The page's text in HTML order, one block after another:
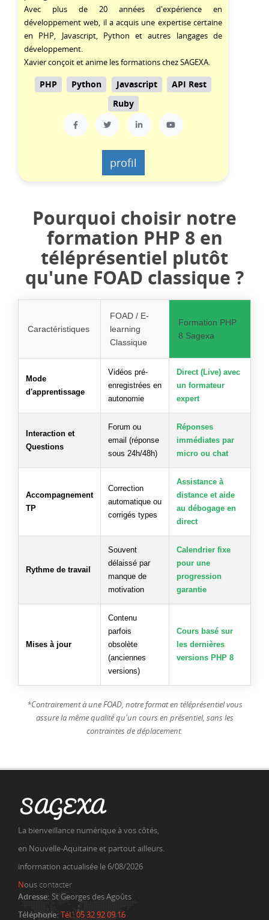
Avec plus de 20 années d'expérience en
développement web, il a acquis une expertise certaine
en PHP, Javascript, Python et autres langages de
développement.
Xavier conçoit et anime les formations chez SAGEXA.
PHP Python Javascript
API Rest
Ruby
profil
Pourquoi choisir notre
formation PHP 8 en
téléprésentiel plutôt
qu'une FOAD classique ?
Caractéristiques
FOAD / E-
learning
Classique
Formation PHP
8 Sagexa
Mode
d'apprentissage
Vidéos pré-
enregistrées en
autonomie
Direct (Live) avec
un formateur
expert
Interaction et
Questions
Forum ou
email (réponse
sous 24h/48h)
Réponses
immédiates par
micro ou chat
Accompagnement
TP
Correction
automatique ou
corrigés types
Assistance à
distance et aide
au débogage en
direct
Rythme de travail
Souvent
délaissé par
manque de
motivation
Calendrier fixe
pour une
progression
garantie
Mises à jour
Contenu
parfois
obsolète
(anciennes
versions)
Cours basé sur
les dernières
versions PHP 8
*Contrairement à une FOAD, notre format en téléprésentiel vous
assure la même qualité qu'un cours en présentiel, sans les
contraintes de déplacement.
SAGEXA
La bienveillance numérique à vos côtés,
en Nouvelle-Aquitaine et partout ailleurs.
information actualisée le 6/08/2026
Nous contacter
Adresse:St Georges des Agoûts
Téléphone: Tél.: 05 32 92 09 16